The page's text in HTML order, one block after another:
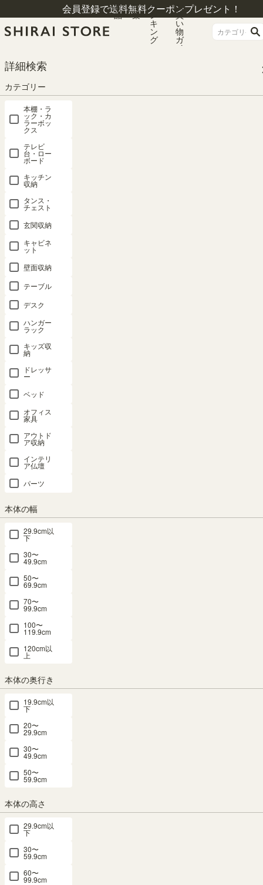
会員登録で送料無料クーポンプレゼント！
商
品
特
集
ラ
ン
キ
ン
グ
お
買
い
物
ガ
イ
詳細検索
カテゴリー
本棚・ラ
ック・カ
ラーボッ
クス
テレビ
台・ロー
ボード
キッチン
収納
タンス・
チェスト
玄関収納
キャビネ
ット
壁面収納
テーブル
デスク
ハンガー
ラック
キッズ収
納
ドレッサ
ー
ベッド
オフィス
家具
アウトド
ア収納
インテリ
ア仏壇
パーツ
本体の幅
29.9cm以
下
30〜
49.9cm
50〜
69.9cm
70〜
99.9cm
100〜
119.9cm
120cm以
上
本体の奥行き
19.9cm以
下
20〜
29.9cm
30〜
49.9cm
50〜
59.9cm
本体の高さ
29.9cm以
下
30〜
59.9cm
60〜
99.9cm
HOME シリーズ一覧
ミニラック L字 幅54cm 高さ36cm ホワイト 白木目 横置き可能 背面化粧有 本
棚 コビナス COB-3555KPZWH
ミニラック L字 幅54cm 高さ36cm ホワイ
ト 白木目 横置き可能 背面化粧有 本棚 コビ
ナス COB-3555KPZWH
コビナス：
SOLD OUT
メルマガ or LINE登録で5%OFFクーポン進呈中！
¥ 3,580
送料個別 ¥390
組立サービス
この商品は組立サービスをご利用いただけません。
最短お届け予定日